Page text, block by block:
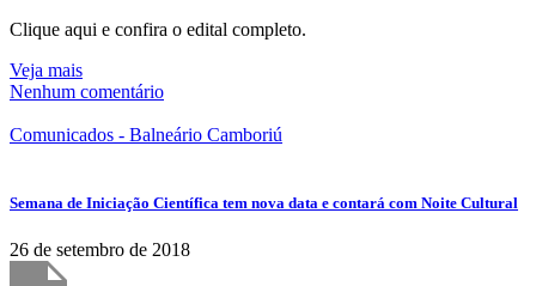
Clique aqui e confira o edital completo.
Veja mais
Nenhum comentário
Comunicados - Balneário Camboriú
Semana de Iniciação Científica tem nova data e contará com Noite Cultural
26 de setembro de 2018